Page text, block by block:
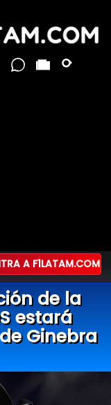
A F1LATAM.COM
de la
estará
Ginebra